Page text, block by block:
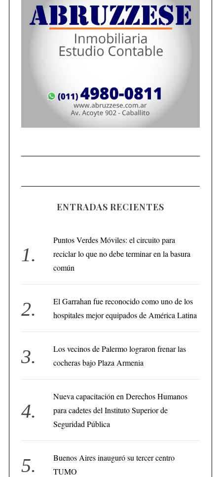
ENTRADAS RECIENTES
Puntos Verdes Móviles: el circuito para
reciclar lo que no debe terminar en la basura
común
El Garrahan fue reconocido como uno de los
hospitales mejor equipados de América Latina
Los vecinos de Palermo lograron frenar las
cocheras bajo Plaza Armenia
Nueva capacitación en Derechos Humanos
para cadetes del Instituto Superior de
Seguridad Pública
Buenos Aires inauguró su tercer centro
TUMO